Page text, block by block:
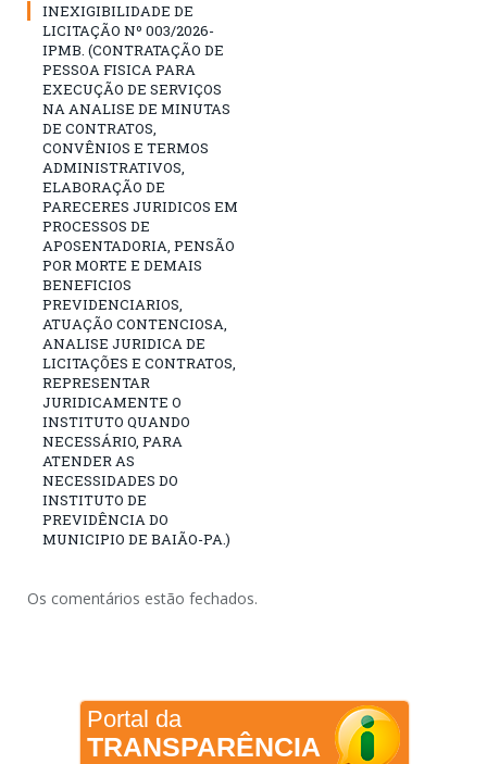
INEXIGIBILIDADE DE
LICITAÇÃO Nº 003/2026-
IPMB. (CONTRATAÇÃO DE
PESSOA FISICA PARA
EXECUÇÃO DE SERVIÇOS
NA ANALISE DE MINUTAS
DE CONTRATOS,
CONVÊNIOS E TERMOS
ADMINISTRATIVOS,
ELABORAÇÃO DE
PARECERES JURIDICOS EM
PROCESSOS DE
APOSENTADORIA, PENSÃO
POR MORTE E DEMAIS
BENEFICIOS
PREVIDENCIARIOS,
ATUAÇÃO CONTENCIOSA,
ANALISE JURIDICA DE
LICITAÇÕES E CONTRATOS,
REPRESENTAR
JURIDICAMENTE O
INSTITUTO QUANDO
NECESSÁRIO, PARA
ATENDER AS
NECESSIDADES DO
INSTITUTO DE
PREVIDÊNCIA DO
MUNICIPIO DE BAIÃO-PA.)
Os comentários estão fechados.
Portal da
TRANSPARÊNCIA